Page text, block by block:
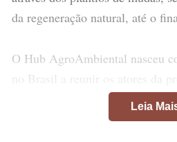
da regeneração natural, até o
O Hub AgroAmbiental nasceu
no Brasil a reunir os atores da
da restauração florestal.
técnicas, jurídicas e
Leia